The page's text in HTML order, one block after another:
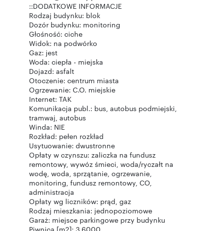
::DODATKOWE INFORMACJE
Rodzaj budynku: blok
Dozór budynku: monitoring
Głośność: ciche
Widok: na podwórko
Gaz: jest
Woda: ciepła - miejska
Dojazd: asfalt
Otoczenie: centrum miasta
Ogrzewanie: C.O. miejskie
Internet: TAK
Komunikacja publ.: bus, autobus podmiejski,
tramwaj, autobus
Winda: NIE
Rozkład: pełen rozkład
Usytuowanie: dwustronne
Opłaty w czynszu: zaliczka na fundusz
remontowy, wywóz śmieci, woda/ryczałt na
wodę, woda, sprzątanie, ogrzewanie,
monitoring, fundusz remontowy, CO,
administracja
Opłaty wg liczników: prąd, gaz
Rodzaj mieszkania: jednopoziomowe
Garaż: miejsce parkingowe przy budynku
Piwnica [m2]: 3,6000